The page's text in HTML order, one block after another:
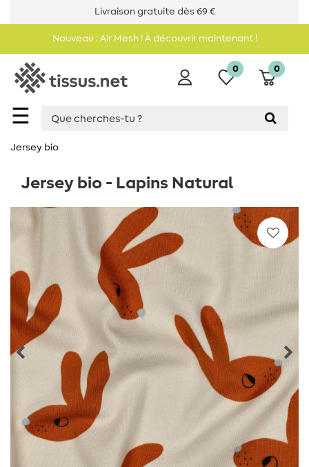
Livraison gratuite dès 69 €
Nouveau : Air Mesh ! À découvrir maintenant !
☰
0 0
Jersey bio
Jersey bio - Lapins Natural